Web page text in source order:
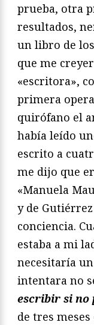
prueba, otra
resultados,
un libro de
que me
«escritora»,
primera
quirófano el
había leído
escrito a
me dijo que
«Manuela
y de
conciencia.
estaba a mi
necesitaría
intentara no
escribir si no
de tres